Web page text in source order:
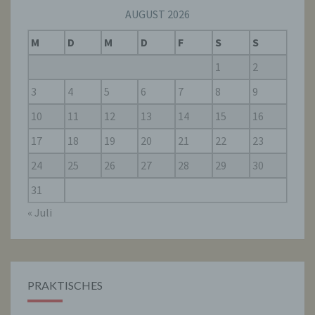
AUGUST 2026
M
D M D F S
S
1
2
3
4 5 6 7 8
9
10
11 12 13 14 15
16
17
18 19 20 21 22
23
24
25 26 27 28 29
30
31
« Juli
PRAKTISCHES
personenbezogener Daten in einer Weise,
ohne Hinzuziehung zusätzlicher
Informationen nicht mehr einer spezifischen
betroffenen Person zugeordnet werden
können, sofern diese zusätzlichen
Informationen gesondert aufbewahrt werden
und technischen und organisatorischen
Maßnahmen unterliegen, die gewährleisten,
Verantwortlicher oder für die Verarbeitung